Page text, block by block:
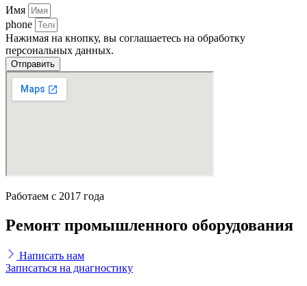
Имя
phone
Нажимая на кнопку, вы соглашаетесь на обработку
персональных данных.
Отправить
Работаем с 2017 года
Ремонт промышленного оборудования
Написать нам
Записаться на диагностику